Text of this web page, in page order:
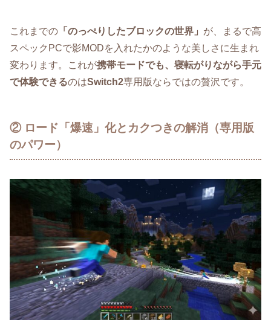
これまでの 「のっぺりしたブロックの世界」 が、まるで高
スペックPCで影MODを入れたかのような美しさに生まれ
変わります。これが携帯モードでも、寝転がりながら手元
で体験できるのはSwitch2専用版ならではの贅沢です。
② ロード「爆速」化とカクつきの解消（専用版
のパワー）